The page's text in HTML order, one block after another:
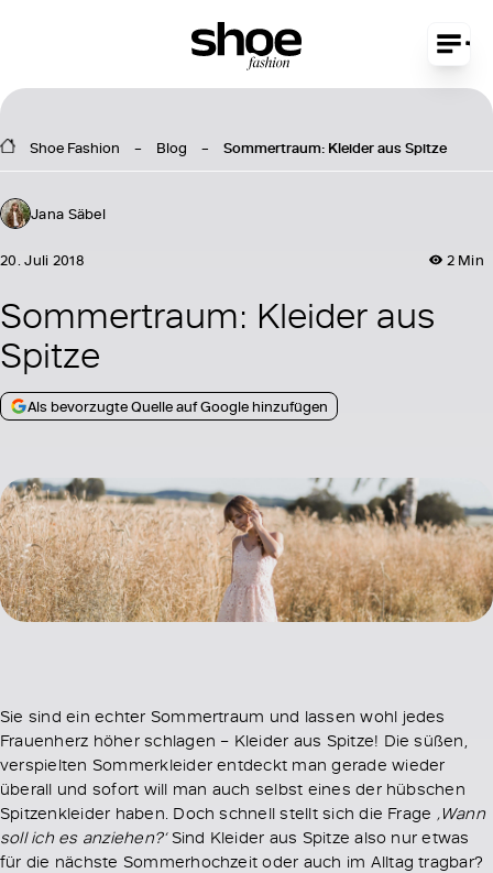
Shoe Fashion Blog Sommertraum: Kleider aus Spitze
Jana Säbel
2 Min
20. Juli 2018
Sommertraum: Kleider aus
Spitze
Als bevorzugte Quelle auf Google hinzufügen
Sie sind ein echter Sommertraum und lassen wohl jedes
Frauenherz höher schlagen – Kleider aus Spitze! Die süßen,
verspielten Sommerkleider entdeckt man gerade wieder
überall und sofort will man auch selbst eines der hübschen
Spitzenkleider haben. Doch schnell stellt sich die Frage ‚Wann
soll ich es anziehen?‘Sind Kleider aus Spitze also nur etwas
für die nächste Sommerhochzeit oder auch im Alltag tragbar?